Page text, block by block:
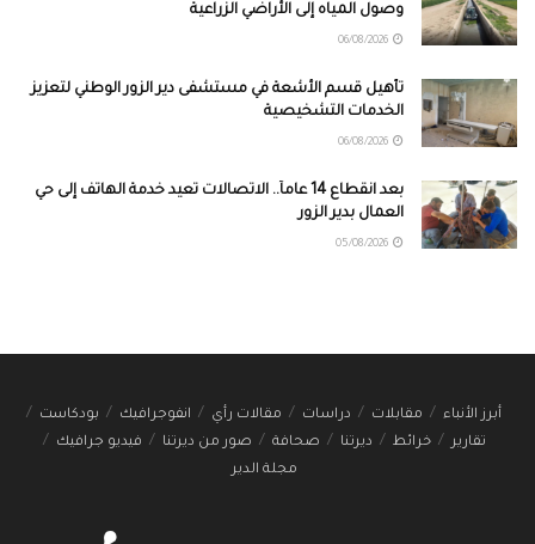
وصول المياه إلى الأراضي الزراعية
تأهيل قسم الأشعة في مستشفى دير الزور الوطني لتعزيز
الخدمات التشخيصية
بعد انقطاع 14 عاماً.. الاتصالات تعيد خدمة الهاتف إلى حي
العمال بدير الزور
أبرز الأنباء مقابلات دراسات مقالات رأي انفوجرافيك
بودكاست
تقارير
خرائط ديرتنا صحافة صور من ديرتنا
فيديو جرافيك
مجلة الدير